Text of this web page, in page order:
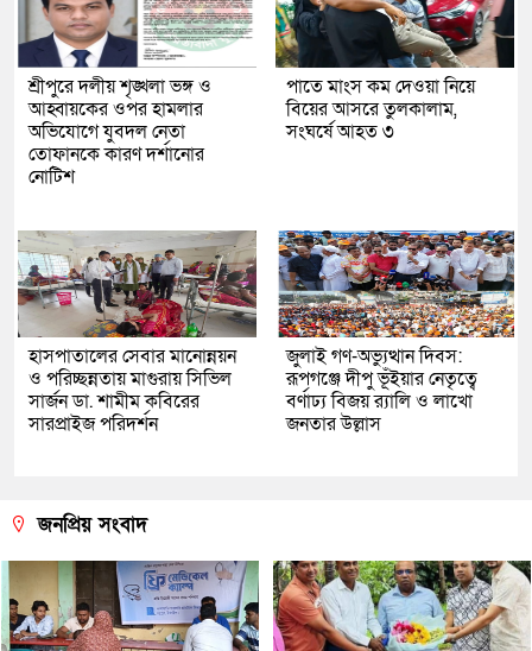
শ্রীপুরে দলীয় শৃঙ্খলা ভঙ্গ ও
আহ্বায়কের ওপর হামলার
অভিযোগে যুবদল নেতা
তোফানকে কারণ দর্শানোর
নোটিশ
পাতে মাংস কম দেওয়া নিয়ে
বিয়ের আসরে তুলকালাম,
সংঘর্ষে আহত ৩
হাসপাতালের সেবার মানোন্নয়ন
ও পরিচ্ছন্নতায় মাগুরায় সিভিল
সার্জন ডা. শামীম কবিরের
সারপ্রাইজ পরিদর্শন
জুলাই গণ-অভ্যুত্থান দিবস:
রূপগঞ্জে দীপু ভূঁইয়ার নেতৃত্বে
বর্ণাঢ্য বিজয় র‌্যালি ও লাখো
জনতার উল্লাস
জনপ্রিয় সংবাদ